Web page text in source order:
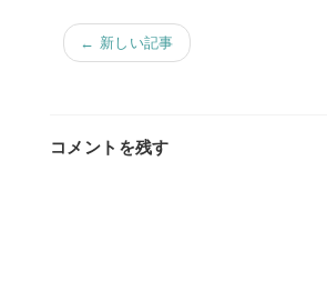
← 新しい記事
コメントを残す